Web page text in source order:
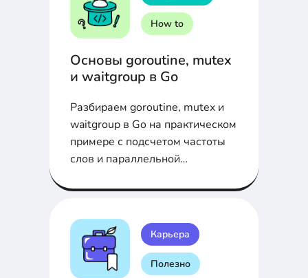
How to
Основы goroutine, mutex
и waitgroup в Go
Разбираем goroutine, mutex и
waitgroup в Go на практическом
примере с подсчетом частоты
слов и параллельной
Карьера
Полезно